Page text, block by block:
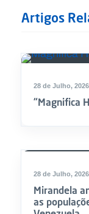
Artigos
28 de Julho, 2026
“Magnifica
DESTAQUE
28 de Julho, 2026
Mirandela
as